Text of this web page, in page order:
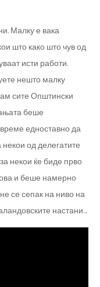
Малку е вака
што како што чув од
исти работи.
нешто малку
сите Општински
беше
едноставно да
некои од делегатите
некои ќе биде прво
и беше намерно
се сепак на ниво на
настани…